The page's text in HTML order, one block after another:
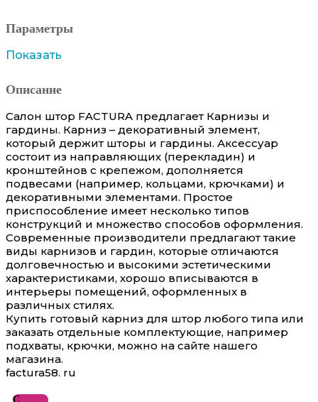
Параметры
Показать
Описание
Салон штор FACTURA предлагает Карнизы и
гардины. Карниз – декоративный элемент,
который держит шторы и гардины. Аксессуар
состоит из направляющих (перекладин) и
кронштейнов с крепежом, дополняется
подвесами (например, кольцами, крючками) и
декоративными элементами. Простое
приспособление имеет несколько типов
конструкций и множество способов оформления.
Современные производители предлагают такие
виды карнизов и гардин, которые отличаются
долговечностью и высокими эстетическими
характеристиками, хорошо вписываются в
интерьеры помещений, оформленных в
различных стилях.
Купить готовый карниз для штор любого типа или
заказать отдельные комплектующие, например
подхваты, крючки, можно на сайте нашего
магазина.
factura58. ru
С